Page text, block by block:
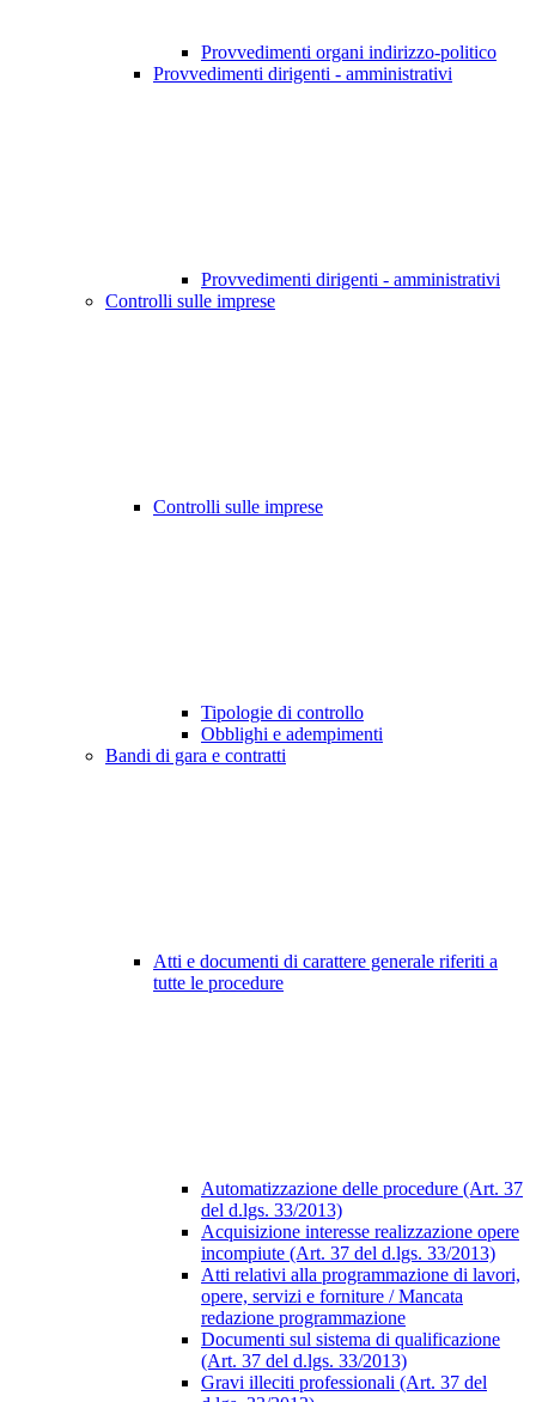
Provvedimenti organi indirizzo-politico
Provvedimenti dirigenti - amministrativi
Provvedimenti dirigenti - amministrativi
Controlli sulle imprese
Controlli sulle imprese
Tipologie di controllo
Obblighi e adempimenti
Bandi di gara e contratti
Atti e documenti di carattere generale riferiti a
tutte le procedure
Automatizzazione delle procedure (Art. 37
del d.lgs. 33/2013)
Acquisizione interesse realizzazione opere
incompiute (Art. 37 del d.lgs. 33/2013)
Atti relativi alla programmazione di lavori,
opere, servizi e forniture / Mancata
redazione programmazione
Documenti sul sistema di qualificazione
(Art. 37 del d.lgs. 33/2013)
Gravi illeciti professionali (Art. 37 del